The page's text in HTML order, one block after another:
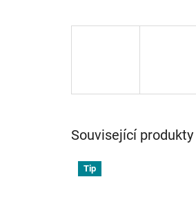
Související produkty
Tip